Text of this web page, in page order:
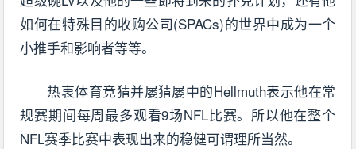
如何在特殊目的收购公司(SPACs)的世界中成为一个
小推手和影响者等等。
热衷体育竞猜并屡猜屡中的Hellmuth表示他在常
规赛期间每周最多观看9场NFL比赛。所以他在整个
NFL赛季比赛中表现出来的稳健可谓理所当然。